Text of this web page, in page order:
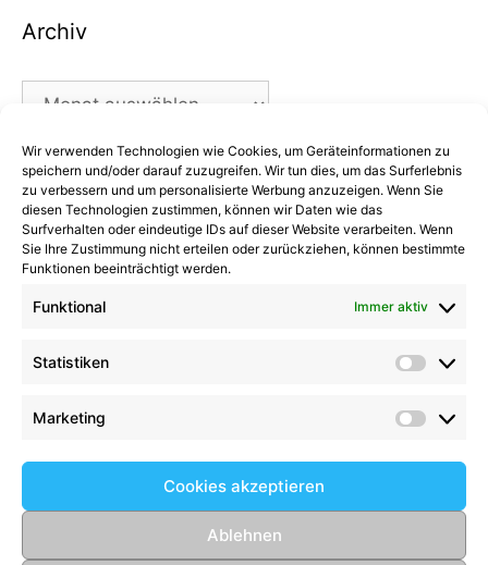
Wir verwenden Technologien wie Cookies, um Geräteinformationen zu
speichern und/oder darauf zuzugreifen. Wir tun dies, um das Surferlebnis
zu verbessern und um personalisierte Werbung anzuzeigen. Wenn Sie
diesen Technologien zustimmen, können wir Daten wie das
Surfverhalten oder eindeutige IDs auf dieser Website verarbeiten. Wenn
Sie Ihre Zustimmung nicht erteilen oder zurückziehen, können bestimmte
Funktionen beeinträchtigt werden.
Funktional Immer aktiv
Statistiken
Marketing
Cookies akzeptieren
Ablehnen
Archiv
Archiv
Kategorien
Kategorien
Kommentare
Aufgalopp mit neuen Gesichtern: TSV Trittau
beendet seine Karriere: Ein paar Worte zum
2008er setzen Ihre
beeindruckende Erfolgsserie fort